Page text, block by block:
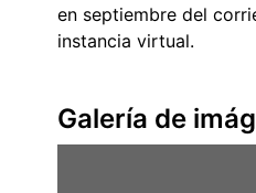
en septiembre del
instancia virtual.
Galería de